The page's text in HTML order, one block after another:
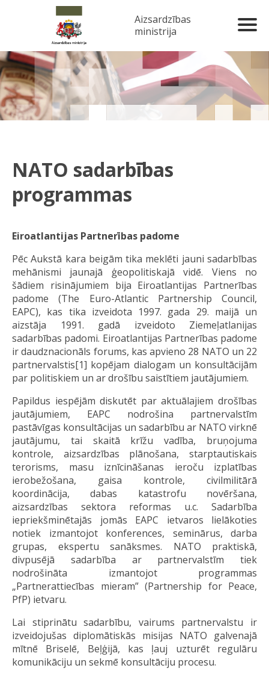
Aizsardzības
ministrija
NATO sadarbības
programmas
Eiroatlantijas Partnerības padome
Pēc Aukstā kara beigām tika meklēti jauni sadarbības
mehānismi jaunajā ģeopolitiskajā vidē. Viens no
šādiem risinājumiem bija Eiroatlantijas Partnerības
padome (The Euro-Atlantic Partnership Council,
EAPC), kas tika izveidota 1997. gada 29. maijā un
aizstāja 1991. gadā izveidoto Ziemeļatlanijas
sadarbības padomi. Eiroatlantijas Partnerības padome
ir daudznacionāls forums, kas apvieno 28 NATO un 22
partnervalstis[1] kopējam dialogam un konsultācijām
par politiskiem un ar drošību saistītiem jautājumiem.
Papildus iespējām diskutēt par aktuālajiem drošības
jautājumiem, EAPC nodrošina partnervalstīm
pastāvīgas konsultācijas un sadarbību ar NATO virknē
jautājumu, tai skaitā krīžu vadība, bruņojuma
kontrole, aizsardzības plānošana, starptautiskais
terorisms, masu iznīcināšanas ieroču izplatības
ierobežošana, gaisa kontrole, civilmilitārā
koordinācija, dabas katastrofu novēršana,
aizsardzības sektora reformas u.c. Sadarbība
iepriekšminētajās jomās EAPC ietvaros lielākoties
notiek izmantojot konferences, seminārus, darba
grupas, ekspertu sanāksmes. NATO praktiskā,
divpusējā sadarbība ar partnervalstīm tiek
nodrošināta izmantojot programmas
„Partnerattiecības mieram” (Partnership for Peace,
PfP) ietvaru.
Lai stiprinātu sadarbību, vairums partnervalstu ir
izveidojušas diplomātiskās misijas NATO galvenajā
mītnē Briselē, Beļģijā, kas ļauj uzturēt regulāru
komunikāciju un sekmē konsultāciju procesu.